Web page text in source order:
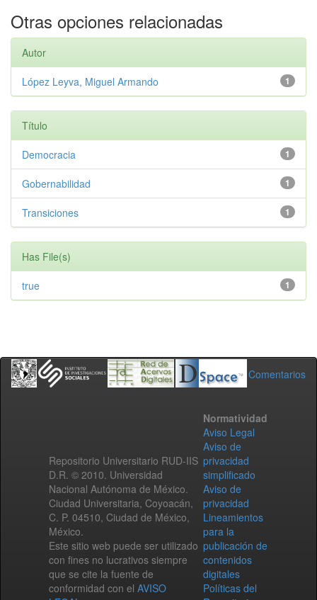
Otras opciones relacionadas
Autor
1
López Leyva, Miguel Armando
Título
1
Democracia
1
Gobernabilidad
1
Transiciones
Has File(s)
1
true
Comentarios
Repositorio Universitario RUD-IIS
D.R. © 2010. Universidad
Nacional Autónoma de México.
Ciudad Universitaria, Coyoacán,
C. P. 04510, Ciudad de México,
México.
Este sitio web puede ser utilizado
con fines no lucrativos siempre
que se cite la fuente de
conformidad con el AVISO
Normatividad
Aviso Legal
Aviso de
privacidad
simplificado
Aviso de
privacidad
Lineamientos
para la
publicación de
contenidos
digitales
Políticas del